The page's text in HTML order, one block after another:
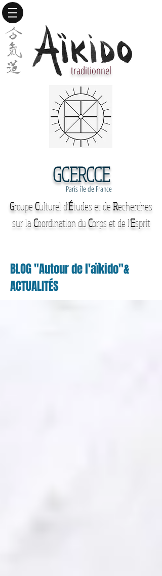
traditionnel
GCERCCE
Paris île de France
GroupeCulturel d'Études et deRecherches
sur laCoordination duCorps et de l'Esprit
BLOG "Autour de l'aïkido"&
ACTUALITÉS